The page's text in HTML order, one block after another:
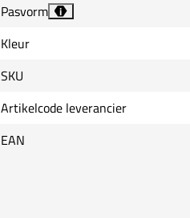
Pasvorm
i
Kleur
SKU
Artikelcode leverancier
EAN